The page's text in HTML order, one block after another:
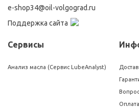
e-shop34@oil-volgograd.ru
Поддержка сайта
Сервисы
Анализ масла (Сервис LubeAnalyst)
Оплата